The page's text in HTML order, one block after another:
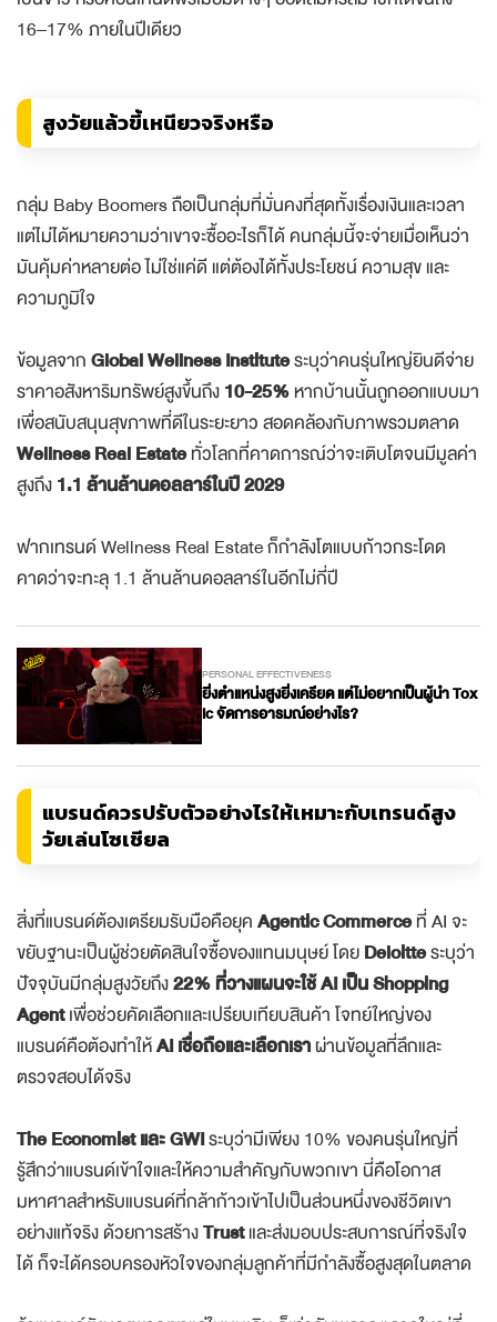
เป็นข่าว หรือคอนเทนต์พรีเมียมต่างๆ ยอดสมัครสมาชิกโตขึ้นถึง
กลุ่ม Baby Boomers ถือเป็นกลุ่มที่มั่นคงที่สุดทั้งเรื่องเงินและเวลา
แต่ไม่ได้หมายความว่าเขาจะซื้ออะไรก็ได้ คนกลุ่มนี้จะจ่ายเมื่อเห็นว่า
มันคุ้มค่าหลายต่อ ไม่ใช่แค่ดี แต่ต้องได้ทั้งประโยชน์ ความสุข และ
ข้อมูลจากGlobal Wellness Instituteระบุว่าคนรุ่นใหญ่ยินดีจ่าย
ราคาอสังหาริมทรัพย์สูงขึ้นถึง10-25%หากบ้านนั้นถูกออกแบบมา
เพื่อสนับสนุนสุขภาพที่ดีในระยะยาว สอดคล้องกับภาพรวมตลาด
Wellness Real Estateทั่วโลกที่คาดการณ์ว่าจะเติบโตจนมีมูลค่า
ฟากเทรนด์ Wellness Real Estate ก็กำลังโตแบบก้าวกระโดด
PERSONAL EFFECTIVENESS
ยิ่งตำแหน่งสูงยิ่งเครียด แต่ไม่อยากเป็นผู้นำ Tox
แบรนด์ควรปรับตัวอย่างไรให้เหมาะกับเทรนด์สูง
สิ่งที่แบรนด์ต้องเตรียมรับมือคือยุคAgentic Commerceที่ AI จะ
ขยับฐานะเป็นผู้ช่วยตัดสินใจซื้อของแทนมนุษย์ โดยDeloitteระบุว่า
ปัจจุบันมีกลุ่มสูงวัยถึง22% ที่วางแผนจะใช้ AI เป็น Shopping
Agentเพื่อช่วยคัดเลือกและเปรียบเทียบสินค้า โจทย์ใหญ่ของ
แบรนด์คือต้องทำให้
The Economist และ GWIระบุว่ามีเพียง 10% ของคนรุ่นใหญ่ที่
รู้สึกว่าแบรนด์เข้าใจและให้ความสำคัญกับพวกเขา นี่คือโอกาส
มหาศาลสำหรับแบรนด์ที่กล้าก้าวเข้าไปเป็นส่วนหนึ่งของชีวิตเขา
อย่างแท้จริง ด้วยการสร้างTrustและส่งมอบประสบการณ์ที่จริงใจ